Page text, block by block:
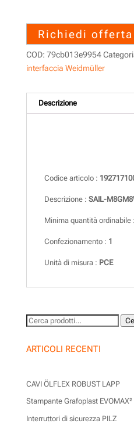
Richiedi
COD: 79cb013e9954
interfaccia Weidmüller
Descrizione
Codice articolo :
Descrizione : SAIL-
Minima quantità ordinabile :
Confezionamento : 1
Unità di misura : PCE
Cerca:
ARTICOLI RECENTI
CAVI ÖLFLEX ROBUST LAPP
Stampante Grafoplast EVOMAX²
Interruttori di sicurezza PILZ